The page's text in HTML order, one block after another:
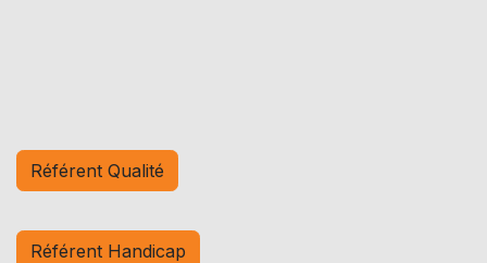
Référent Qualité
Référent Handicap